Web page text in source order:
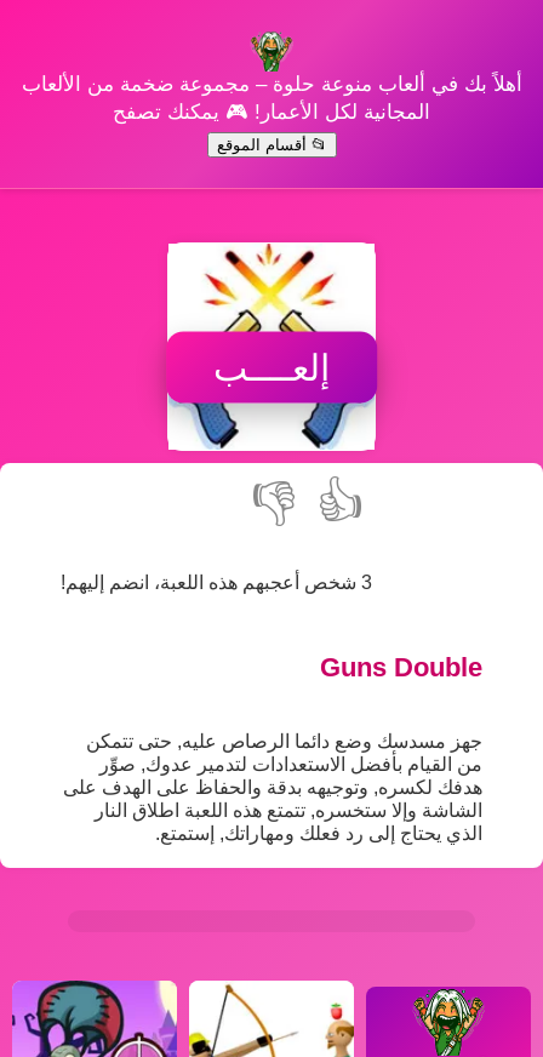
أهلاً بك في ألعاب منوعة حلوة – مجموعة ضخمة من الألعاب
المجانية لكل الأعمار! 🎮 يمكنك تصفح
📂 أقسام الموقع
إلعــــب
👍
👎
3 شخص أعجبهم هذه اللعبة، انضم إليهم!
Guns Double
جهز مسدسك وضع دائما الرصاص عليه, حتى تتمكن
من القيام بأفضل الاستعدادات لتدمير عدوك, صوِّر
هدفك لكسره, وتوجيهه بدقة والحفاظ على الهدف على
الشاشة وإلا ستخسره, تتمتع هذه اللعبة اطلاق النار
الذي يحتاج إلى رد فعلك ومهاراتك, إستمتع.